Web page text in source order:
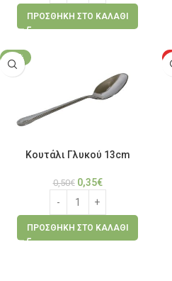
ΠΡΟΣΘΉΚΗ ΣΤΟ ΚΑΛΆΘΙ
-30%
Κουτάλι Γλυκού 13cm
0,50€ 0,35€
ΠΡΟΣΘΉΚΗ ΣΤΟ ΚΑΛΆΘΙ